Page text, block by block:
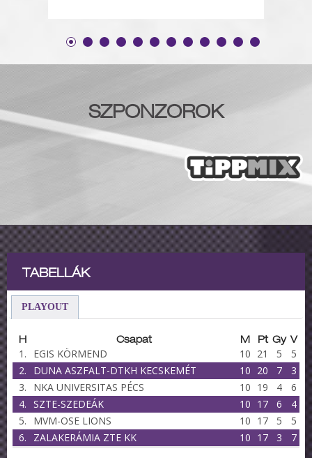
SZPONZOROK
TABELLÁK
PLAYOUT
H Csapat M Pt Gy V
1. EGIS KÖRMEND 10 21 5
5
2.
DUNA ASZFALT-DTKH KECSKEMÉT 10 20 7
3
3.
NKA UNIVERSITAS PÉCS 10 19 4
6
4. SZTE-SZEDEÁK 10 17 6
4
5.
MVM-OSE LIONS 10 17 5
5
6.
ZALAKERÁMIA ZTE KK 10 17 3 7